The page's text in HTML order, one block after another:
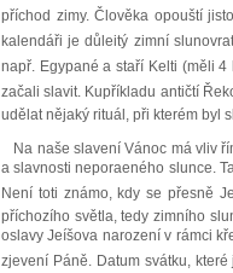
příchod zimy. Člověka opouští
kalendáři je důleitý zimní
např. Egypané a staří Kelti (měli
začali slavit. Kupříkladu antičtí
udělat nějaký rituál, při kterém byl
Na naše slavení Vánoc má vliv
a slavnosti neporaeného slunce.
Není toti známo, kdy se přesně
příchozího světla, tedy zimního
oslavy Jeíšova narození v rámci
zjevení Páně. Datum svátku,